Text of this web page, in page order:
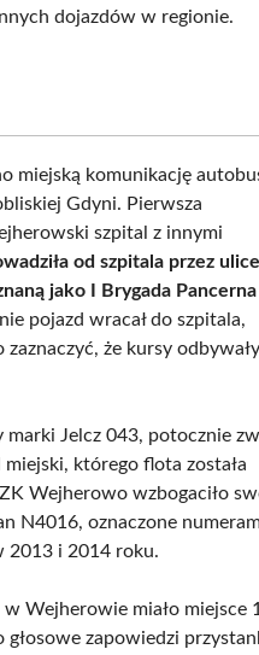
dojazdów w regionie.
miejską komunikację
Gdyni. Pierwsza
szpital z innymi
od szpitala przez
jako I Brygada
pojazd wracał do szpitala,
że kursy
Jelcz 043, potocznie
którego flota została
Wejherowo wzbogaciło
N4016, oznaczone
2013 i 2014 roku.
Wejherowie miało miejsce
zapowiedzi